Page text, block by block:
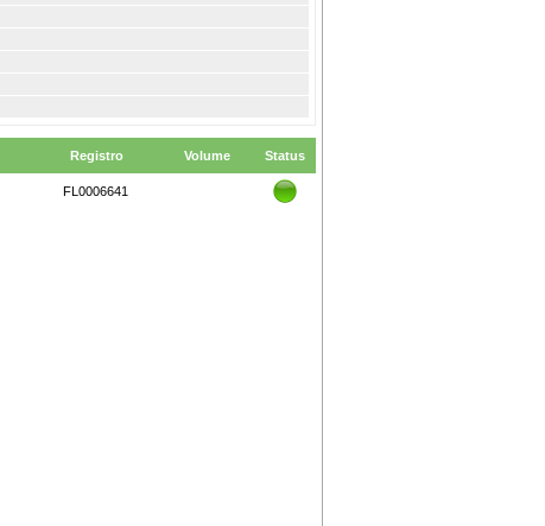
Registro Volume Status
FL0006641